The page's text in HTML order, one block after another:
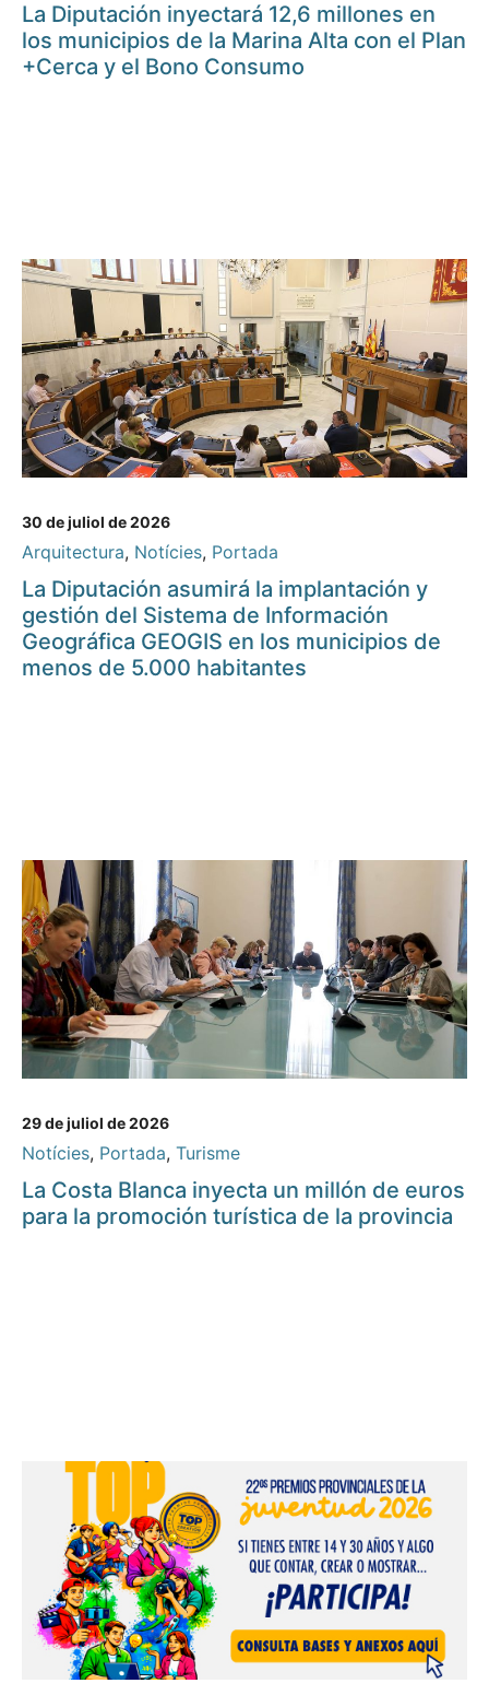
La Diputación inyectará 12,6 millones en
los municipios de la Marina Alta con el Plan
+Cerca y el Bono Consumo
30 de juliol de 2026
Arquitectura, Notícies, Portada
La Diputación asumirá la implantación y
gestión del Sistema de Información
Geográfica GEOGIS en los municipios de
menos de 5.000 habitantes
29 de juliol de 2026
Notícies, Portada, Turisme
La Costa Blanca inyecta un millón de euros
para la promoción turística de la provincia